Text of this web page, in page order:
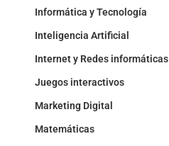
Informática y Tecnología
Inteligencia Artificial
Internet y Redes informáticas
Juegos interactivos
Marketing Digital
Matemáticas